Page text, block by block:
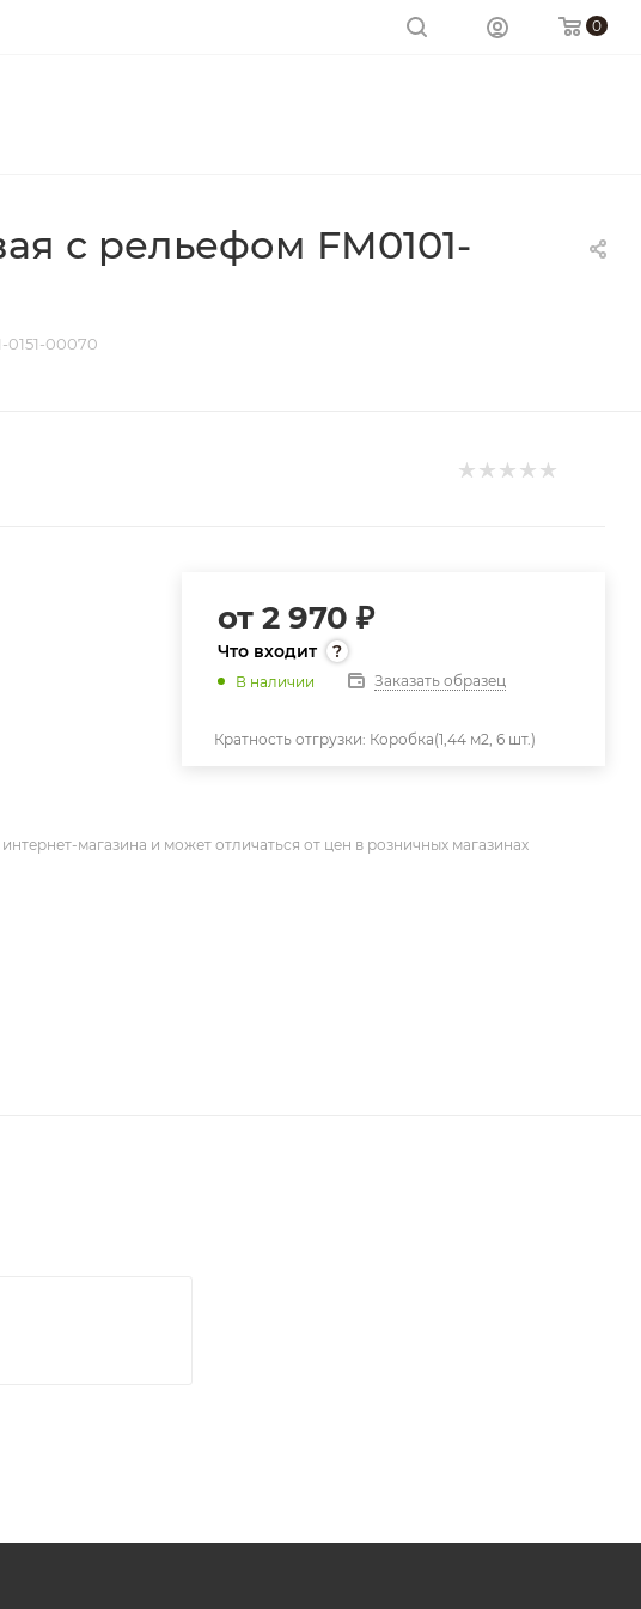
0
с рельефом FM0101-
0151-00070
от 2 970 ₽
Что входит
В наличии Заказать образец
Кратность отгрузки: Коробка(1,44 м2, 6 шт.)
магазина и может отличаться от цен в розничных магазинах